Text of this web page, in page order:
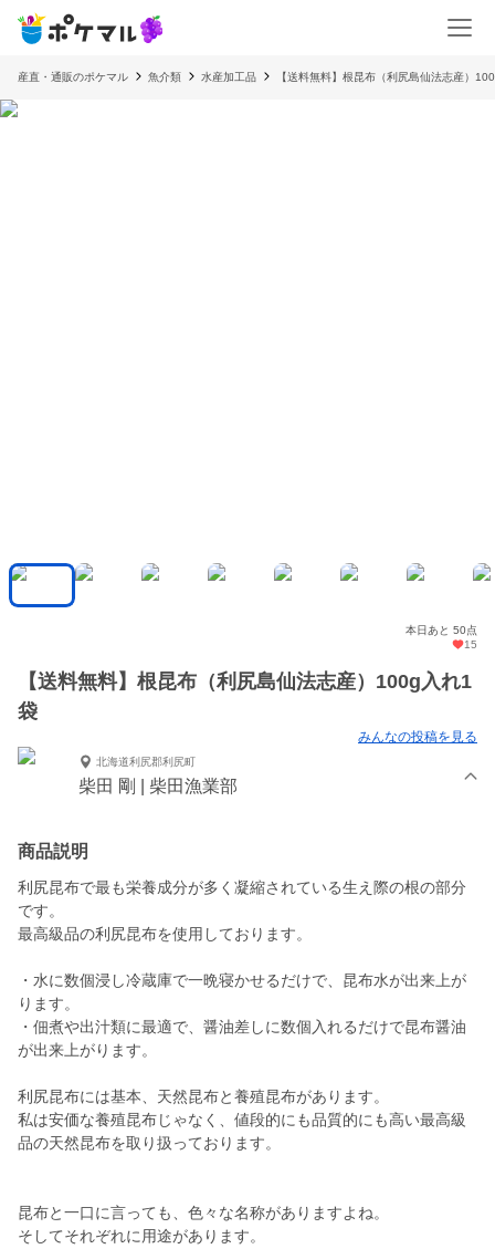
産直・通販のポケマル 魚介類 水産加工品 【送料無料】根昆布（利尻島仙法志産）
本日あと 50点
15
【送料無料】根昆布（利尻島仙法志産）100g入れ1
袋
みんなの投稿を見る
北海道利尻郡利尻町
柴田 剛 | 柴田漁業部
商品説明
利尻昆布で最も栄養成分が多く凝縮されている生え際の根の部分
です。
最高級品の利尻昆布を使用しております。
・水に数個浸し冷蔵庫で一晩寝かせるだけで、昆布水が出来上が
ります。
・佃煮や出汁類に最適で、醤油差しに数個入れるだけで昆布醤油
が出来上がります。
利尻昆布には基本、天然昆布と養殖昆布があります。
私は安価な養殖昆布じゃなく、値段的にも品質的にも高い最高級
品の天然昆布を取り扱っております。
昆布と一口に言っても、色々な名称がありますよね。
そしてそれぞれに用途があります。